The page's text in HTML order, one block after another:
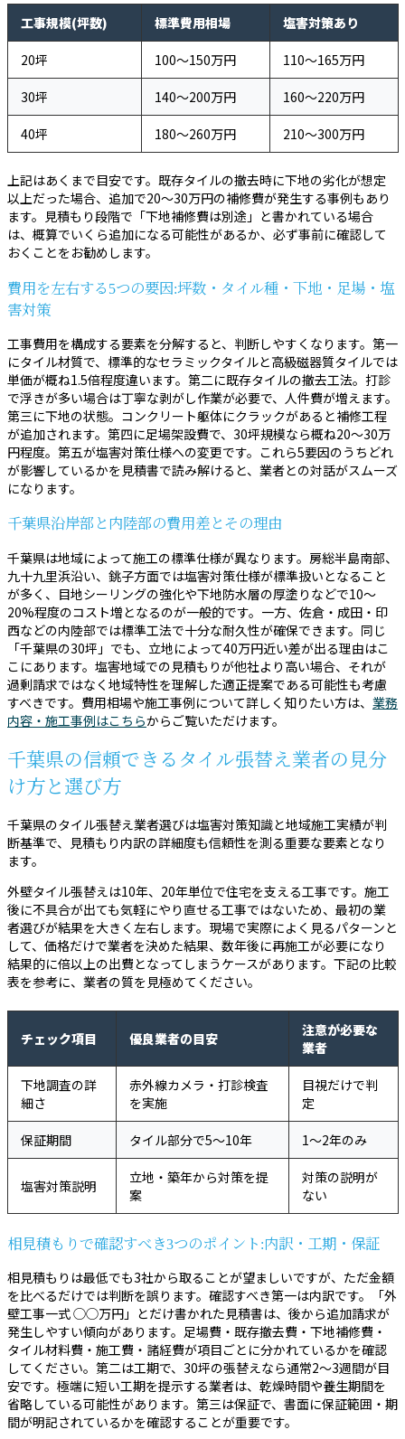
工事規模(坪数) 標準費用相場 塩害対策あり
20坪 100〜150万円 110〜165万円
30坪 140〜200万円 160〜220万円
40坪 180〜260万円 210〜300万円
上記はあくまで目安です。既存タイルの撤去時に下地の劣化が想定
以上だった場合、追加で20〜30万円の補修費が発生する事例もあり
ます。見積もり段階で「下地補修費は別途」と書かれている場合
は、概算でいくら追加になる可能性があるか、必ず事前に確認して
おくことをお勧めします。
費用を左右する5つの要因:坪数・タイル種・下地・足場・塩
害対策
工事費用を構成する要素を分解すると、判断しやすくなります。第一
にタイル材質で、標準的なセラミックタイルと高級磁器質タイルでは
単価が概ね1.5倍程度違います。第二に既存タイルの撤去工法。打診
で浮きが多い場合は丁寧な剥がし作業が必要で、人件費が増えます。
第三に下地の状態。コンクリート躯体にクラックがあると補修工程
が追加されます。第四に足場架設費で、30坪規模なら概ね20〜30万
円程度。第五が塩害対策仕様への変更です。これら5要因のうちどれ
が影響しているかを見積書で読み解けると、業者との対話がスムーズ
になります。
千葉県沿岸部と内陸部の費用差とその理由
千葉県は地域によって施工の標準仕様が異なります。房総半島南部、
九十九里浜沿い、銚子方面では塩害対策仕様が標準扱いとなること
が多く、目地シーリングの強化や下地防水層の厚塗りなどで10〜
20%程度のコスト増となるのが一般的です。一方、佐倉・成田・印
西などの内陸部では標準工法で十分な耐久性が確保できます。同じ
「千葉県の30坪」でも、立地によって40万円近い差が出る理由はこ
こにあります。塩害地域での見積もりが他社より高い場合、それが
過剰請求ではなく地域特性を理解した適正提案である可能性も考慮
すべきです。費用相場や施工事例について詳しく知りたい方は、 業務
内容・施工事例はこちらからご覧いただけます。
千葉県の信頼できるタイル張替え業者の見分
け方と選び方
千葉県のタイル張替え業者選びは塩害対策知識と地域施工実績が判
断基準で、見積もり内訳の詳細度も信頼性を測る重要な要素となり
ます。
外壁タイル張替えは10年、20年単位で住宅を支える工事です。施工
後に不具合が出ても気軽にやり直せる工事ではないため、最初の業
者選びが結果を大きく左右します。現場で実際によく見るパターンと
して、価格だけで業者を決めた結果、数年後に再施工が必要になり
結果的に倍以上の出費となってしまうケースがあります。下記の比較
表を参考に、業者の質を見極めてください。
チェック項目 優良業者の目安
注意が必要な
業者
下地調査の詳
細さ
赤外線カメラ・打診検査
を実施
目視だけで判
定
保証期間 タイル部分で5〜10年 1〜2年のみ
塩害対策説明
立地・築年から対策を提
案
対策の説明が
ない
相見積もりで確認すべき3つのポイント:内訳・工期・保証
相見積もりは最低でも3社から取ることが望ましいですが、ただ金額
を比べるだけでは判断を誤ります。確認すべき第一は内訳です。「外
壁工事一式 ◯◯万円」とだけ書かれた見積書は、後から追加請求が
発生しやすい傾向があります。足場費・既存撤去費・下地補修費・
タイル材料費・施工費・諸経費が項目ごとに分かれているかを確認
してください。第二は工期で、30坪の張替えなら通常2〜3週間が目
安です。極端に短い工期を提示する業者は、乾燥時間や養生期間を
省略している可能性があります。第三は保証で、書面に保証範囲・期
間が明記されているかを確認することが重要です。